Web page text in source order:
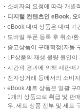
소비자의 요청에 따라 개별
디지털 컨텐츠인 eBook,
eBook 대여 상품은 대여 기
모바일 쿠폰 등록 후 취소/
중고상품이 구매확정(자동
LP상품의 재생 불량 원인
시간의 경과에 의해 재판매
전자상거래 등에서의 소비
eBook 세트 상품은 일괄 구
1개의 상품으로 취급 및 판
우, 세트 상품 전부 및 세트